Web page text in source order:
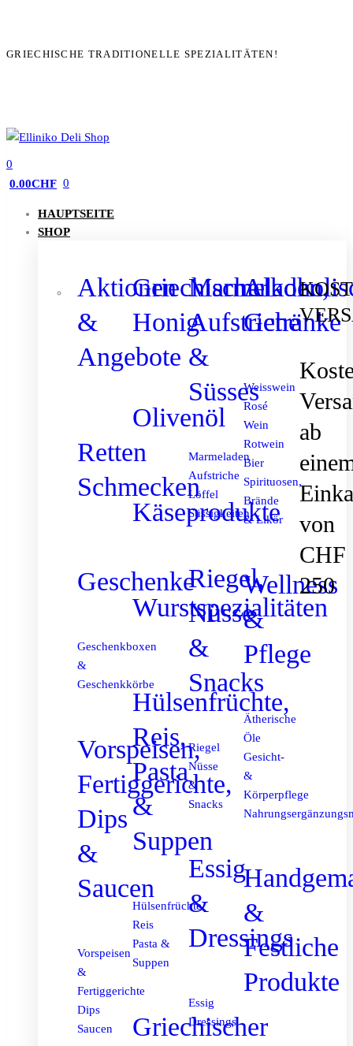
GRIECHISCHE TRADITIONELLE SPEZIALITÄTEN!
0
0.00CHF 0
HAUPTSEITE
SHOP
Aktionen
&
Angebote
Retten
Schmecken
Geschenke
Geschenkboxen
&
Geschenkkörbe
Vorspeisen,
Fertiggerichte,
Dips
&
Saucen
Vorspeisen
&
Fertiggerichte
Dips
Saucen
Griechischer
Honig
Olivenöl
Käseprodukte
Wurstspezialitäten
Hülsenfrüchte,
Reis,
Pasta
&
Suppen
Hülsenfrüchte
Reis
Pasta &
Suppen
Griechischer
Marmeladen,
Aufstriche
&
Süsses
Marmeladen
Aufstriche
Löffel
Süssigkeiten
Riegel,
Nüsse
&
Snacks
Riegel
Nüsse
&
Snacks
Essig
&
Dressings
Essig
Dressings
Getränke
Weisswein
Rosé
Wein
Rotwein
Bier
Spirituosen,
Brände
& Likör
Wellness
&
Pflege
Ätherische
Öle
Gesicht-
&
Körperpflege
&
Festliche
Produkte
ab
von
CHF
250